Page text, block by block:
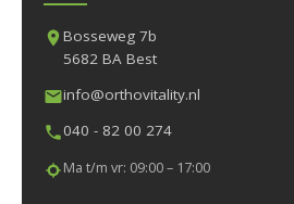
Bosseweg 7b
5682 BA Best
info@orthovitality.nl
040 - 82 00 274
Ma t/m vr: 09:00 – 17:00